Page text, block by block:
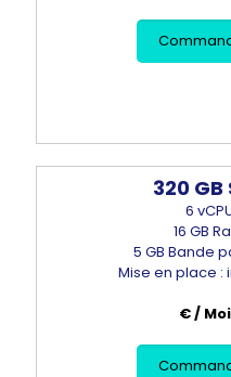
320 GB
6
16 GB
5 GB Bande
Mise en place :
€ /